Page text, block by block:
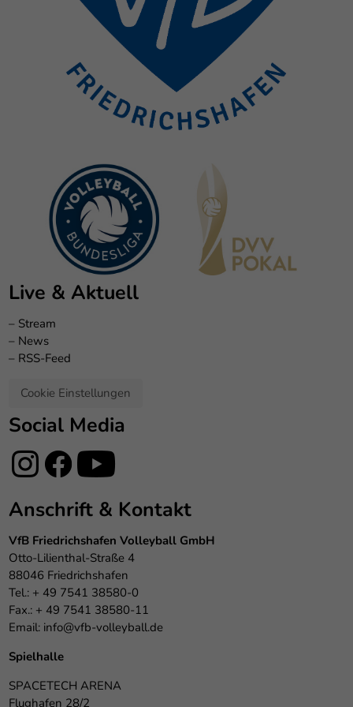
Live & Aktuell
– Stream
– News
– RSS-Feed
Cookie Einstellungen
Social Media
Anschrift & Kontakt
VfB Friedrichshafen Volleyball GmbH
Otto-Lilienthal-Straße 4
88046 Friedrichshafen
Tel.: + 49 7541 38580-0
Fax.: + 49 7541 38580-11
Email: info@vfb-volleyball.de
Spielhalle
SPACETECH ARENA
Flughafen 28/2